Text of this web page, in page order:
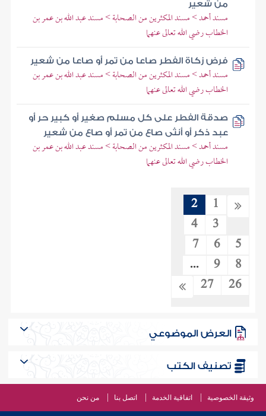
من شعير
مسند أحمد > مسند المكثرين من الصحابة > مسند عبد الله بن عمر بن
الخطاب رضي الله تعالى عنهما
فرض زكاة الفطر صاعا من تمر أو صاعا من شعير
مسند أحمد > مسند المكثرين من الصحابة > مسند عبد الله بن عمر بن
الخطاب رضي الله تعالى عنهما
صدقة الفطر على كل مسلم صغير أو كبير حر أو
عبد ذكر أو أنثى صاع من تمر أو صاع من شعير
مسند أحمد > مسند المكثرين من الصحابة > مسند عبد الله بن عمر بن
الخطاب رضي الله تعالى عنهما
1
2
3
4
5
6
7
8
9
...
26
27
العرض الموضوعي
تصنيف الكتب
وثيقة الخصوصية اتفاقية الخدمة اتصل بنا من نحن